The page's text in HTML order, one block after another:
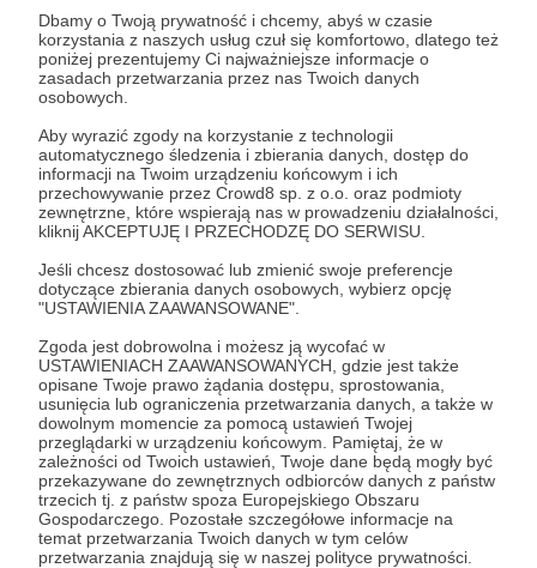
Dbamy o Twoją prywatność i chcemy, abyś w czasie
korzystania z naszych usług czuł się komfortowo, dlatego też
poniżej prezentujemy Ci najważniejsze informacje o
zasadach przetwarzania przez nas Twoich danych
osobowych.
Aby wyrazić zgody na korzystanie z technologii
automatycznego śledzenia i zbierania danych, dostęp do
informacji na Twoim urządzeniu końcowym i ich
przechowywanie przez Crowd8 sp. z o.o. oraz podmioty
zewnętrzne, które wspierają nas w prowadzeniu działalności,
kliknij AKCEPTUJĘ I PRZECHODZĘ DO SERWISU.
Jeśli chcesz dostosować lub zmienić swoje preferencje
dotyczące zbierania danych osobowych, wybierz opcję
"USTAWIENIA ZAAWANSOWANE".
Zgoda jest dobrowolna i możesz ją wycofać w
USTAWIENIACH ZAAWANSOWANYCH, gdzie jest także
opisane Twoje prawo żądania dostępu, sprostowania,
usunięcia lub ograniczenia przetwarzania danych, a także w
dowolnym momencie za pomocą ustawień Twojej
przeglądarki w urządzeniu końcowym. Pamiętaj, że w
zależności od Twoich ustawień, Twoje dane będą mogły być
przekazywane do zewnętrznych odbiorców danych z państw
trzecich tj. z państw spoza Europejskiego Obszaru
Gospodarczego. Pozostałe szczegółowe informacje na
temat przetwarzania Twoich danych w tym celów
przetwarzania znajdują się w naszej polityce prywatności.
Foundation even once knows perfectly well
that our team is a group of very quirky
people (to put it mildly... 😅). That's why we
understand how important it is to try to
control the chaos. One thing you can start
with, for example, is to stop losing your keys...
🫣 And what could help more with that than
a cute keychain that you always want to have
with you? 😍 So come to our shop on Allegro,
here: https://patronite.pl/fundacja-graty,
where you will find not only geeky trinkets,
but also lots of useful items that will help
you manage your daily life! ☺️☺️